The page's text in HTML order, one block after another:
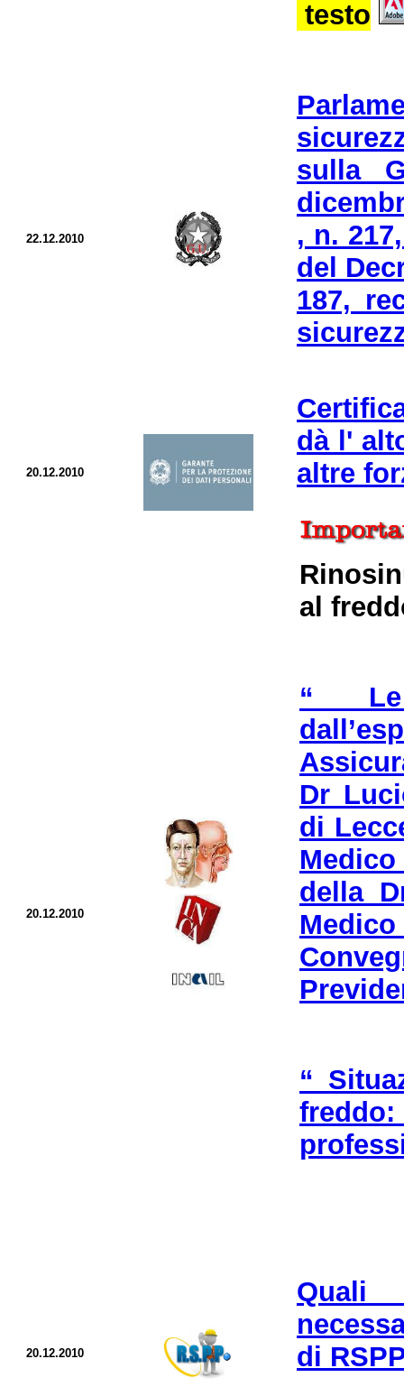
testo
22.12.2010
sulla
, n.
del
187,
20.12.2010
dà l'
altre
20.12.2010
al
“ Le
Dr
di
della
“
20.12.2010
Quali
di